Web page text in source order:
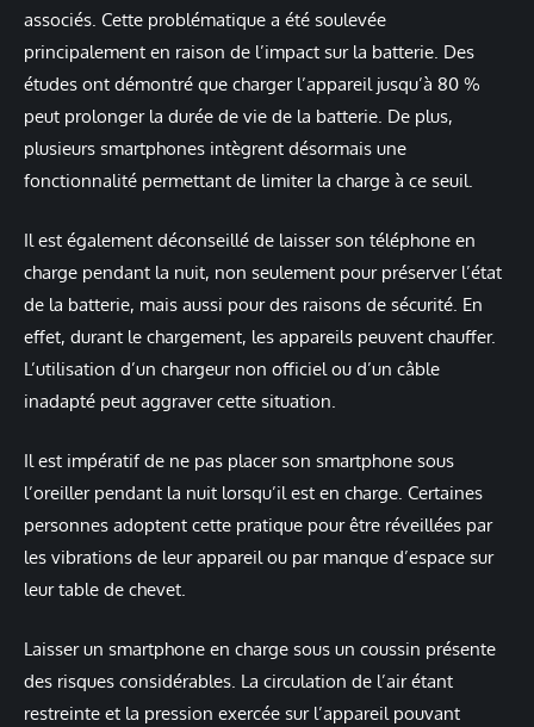
associés. Cette problématique a été soulevée
principalement en raison de l’impact sur la batterie. Des
études ont démontré que charger l’appareil jusqu’à 80 %
peut prolonger la durée de vie de la batterie. De plus,
plusieurs smartphones intègrent désormais une
fonctionnalité permettant de limiter la charge à ce seuil.
Il est également déconseillé de laisser son téléphone en
charge pendant la nuit, non seulement pour préserver l’état
de la batterie, mais aussi pour des raisons de sécurité. En
effet, durant le chargement, les appareils peuvent chauffer.
L’utilisation d’un chargeur non officiel ou d’un câble
inadapté peut aggraver cette situation.
Il est impératif de ne pas placer son smartphone sous
l’oreiller pendant la nuit lorsqu’il est en charge. Certaines
personnes adoptent cette pratique pour être réveillées par
les vibrations de leur appareil ou par manque d’espace sur
leur table de chevet.
Laisser un smartphone en charge sous un coussin présente
des risques considérables. La circulation de l’air étant
restreinte et la pression exercée sur l’appareil pouvant